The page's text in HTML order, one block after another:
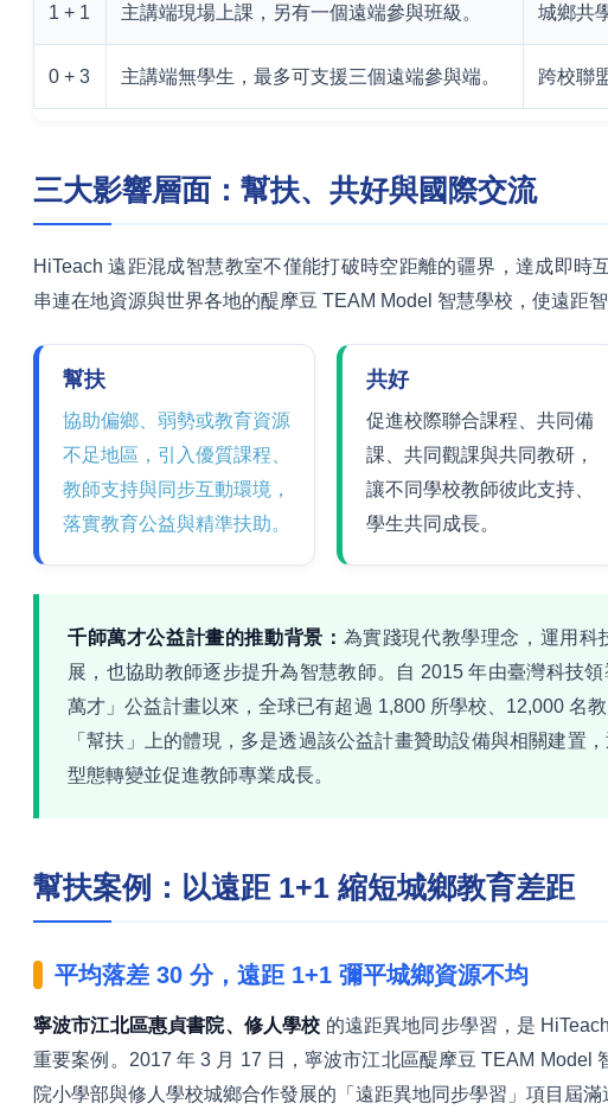
1 + 1 主講端現場上課，另有一個遠端參與班級。 城鄉共
0 + 3 主講端無學生，最多可支援三個遠端參與端。 跨校聯
三大影響層面：幫扶、共好與國際交流
HiTeach 遠距混成智慧教室不僅能打破時空距離的疆界，達成即時
串連在地資源與世界各地的醍摩豆 TEAM Model 智慧學校，使遠距
幫扶
協助偏鄉、弱勢或教育資源
不足地區，引入優質課程、
教師支持與同步互動環境，
落實教育公益與精準扶助。
共好
促進校際聯合課程、共同備
課、共同觀課與共同教研，
讓不同學校教師彼此支持、
學生共同成長。
千師萬才公益計畫的推動背景： 為實踐現代教學理念，運用科
展，也協助教師逐步提升為智慧教師。自 2015 年由臺灣科技
萬才」公益計畫以來，全球已有超過 1,800 所學校、12,000 名
「幫扶」上的體現，多是透過該公益計畫贊助設備與相關建置
型態轉變並促進教師專業成長。
幫扶案例：以遠距 1+1 縮短城鄉教育差距
平均落差 30 分，遠距 1+1 彌平城鄉資源不均
寧波市江北區惠貞書院、修人學校 的遠距異地同步學習，是
重要案例。2017 年 3 月 17 日，寧波市江北區醍摩豆 TEAM Model
院小學部與修人學校城鄉合作發展的「遠距異地同步學習」項目屆滿